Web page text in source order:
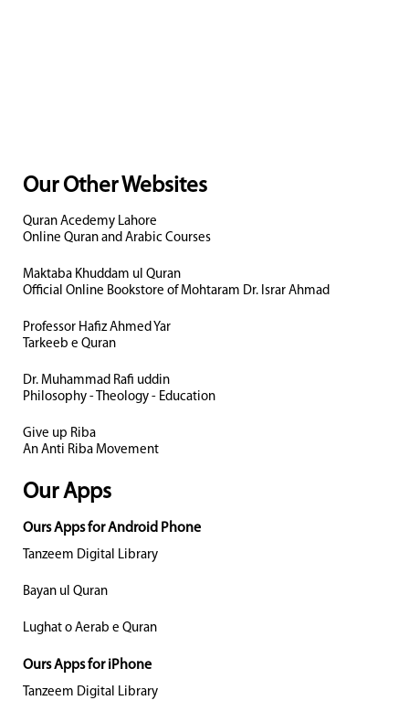
Our Other Websites
Quran Acedemy Lahore
Online Quran and Arabic Courses
Maktaba Khuddam ul Quran
Official Online Bookstore of Mohtaram Dr. Israr Ahmad
Professor Hafiz Ahmed Yar
Tarkeeb e Quran
Dr. Muhammad Rafi uddin
Philosophy - Theology - Education
Give up Riba
An Anti Riba Movement
Our Apps
Ours Apps for Android Phone
Tanzeem Digital Library
Bayan ul Quran
Lughat o Aerab e Quran
Ours Apps for iPhone
Tanzeem Digital Library